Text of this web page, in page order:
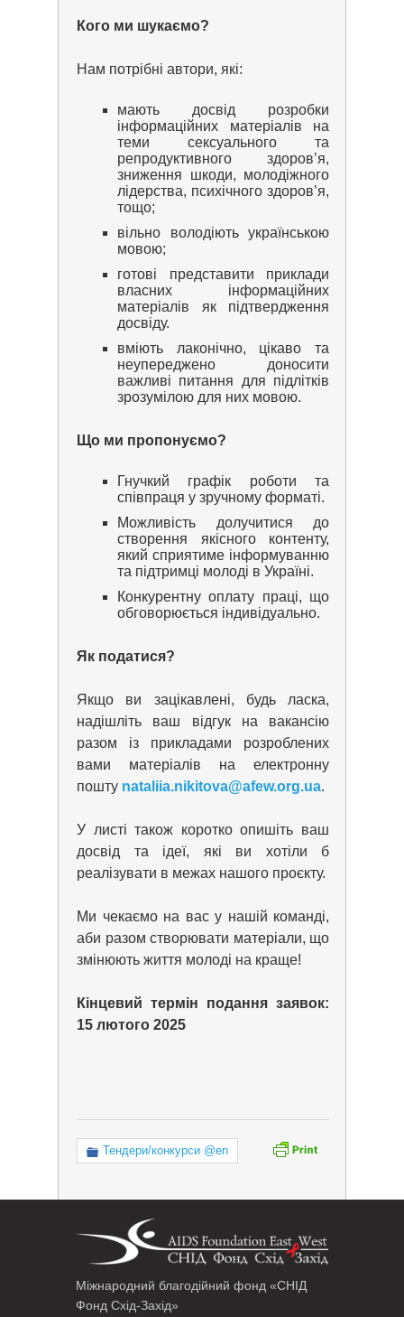
Кого ми шукаємо?
Нам потрібні автори, які:
мають досвід розробки
інформаційних матеріалів на
теми сексуального та
репродуктивного здоров’я,
зниження шкоди, молодіжного
лідерства, психічного здоров’я,
тощо;
вільно володіють українською
мовою;
готові представити приклади
власних інформаційних
матеріалів як підтвердження
досвіду.
вміють лаконічно, цікаво та
неупереджено доносити
важливі питання для підлітків
зрозумілою для них мовою.
Що ми пропонуємо?
Гнучкий графік роботи та
співпраця у зручному форматі.
Можливість долучитися до
створення якісного контенту,
який сприятиме інформуванню
та підтримці молоді в Україні.
Конкурентну оплату праці, що
обговорюється індивідуально.
Як податися?
Якщо ви зацікавлені, будь ласка,
надішліть ваш відгук на вакансію
разом із прикладами розроблених
вами матеріалів на електронну
пошту nataliia.nikitova@afew.org.ua.
У листі також коротко опишіть ваш
досвід та ідеї, які ви хотіли б
реалізувати в межах нашого проєкту.
Ми чекаємо на вас у нашій команді,
аби разом створювати матеріали, що
змінюють життя молоді на краще!
Кінцевий термін подання заявок:
15 лютого 2025
Тендери/конкурси @en
Міжнародний благодійний фонд «СНІД
Фонд Схід-Захід»